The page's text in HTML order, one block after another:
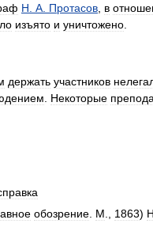
Н А Протасов в
изъято и уничтожено
держать участников
Некоторые
обозрение М 1863)